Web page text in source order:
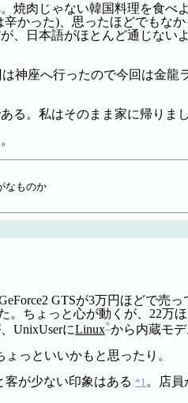
肉じゃない韓国料理を食べ
かった)、思ったほどでもな
日本語がほとんど通じない
は神座へ行ったので今回は金龍
る。私はそのまま家に帰りまし
なものか
GTSが3万円ほどで
ちょっと心が動くが、22万
UnixUserにLinux*から内蔵モ
っといいかもと思ったり。
が少ない印象はある *1 。店